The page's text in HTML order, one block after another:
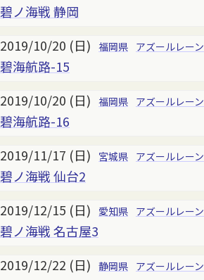
碧ノ海戦 静岡
2019/10/20 (日) 福岡県 アズールレーン
碧海航路-15
2019/10/20 (日) 福岡県 アズールレーン
碧海航路-16
2019/11/17 (日)
宮城県 アズールレーン
碧ノ海戦 仙台2
2019/12/15 (日)
愛知県 アズールレーン
碧ノ海戦 名古屋3
2019/12/22 (日) 静岡県 アズールレーン